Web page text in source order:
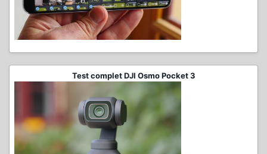
Test complet DJI Osmo Pocket 3